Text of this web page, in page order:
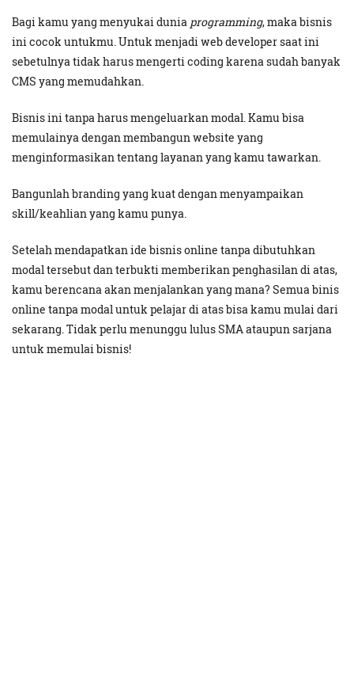
Bagi kamu yang menyukai dunia programming, maka bisnis
ini cocok untukmu. Untuk menjadi web developer saat ini
sebetulnya tidak harus mengerti coding karena sudah banyak
CMS yang memudahkan.
Bisnis ini tanpa harus mengeluarkan modal. Kamu bisa
memulainya dengan membangun website yang
menginformasikan tentang layanan yang kamu tawarkan.
Bangunlah branding yang kuat dengan menyampaikan
skill/keahlian yang kamu punya.
Setelah mendapatkan ide bisnis online tanpa dibutuhkan
modal tersebut dan terbukti memberikan penghasilan di atas,
kamu berencana akan menjalankan yang mana? Semua binis
online tanpa modal untuk pelajar di atas bisa kamu mulai dari
sekarang. Tidak perlu menunggu lulus SMA ataupun sarjana
untuk memulai bisnis!